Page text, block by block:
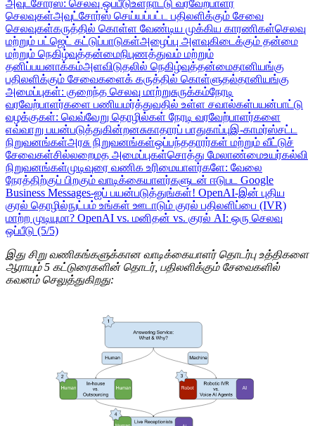
அவுட்சோர்ஸ்: செலவு ஒப்பீடுஉள்நாட்டு வரவேற்பாளர்
செலவுகள்அவுட்சோர்ஸ் செய்யப்பட்ட பதிலளிக்கும் சேவை
செலவுகள்கருத்தில் கொள்ள வேண்டிய முக்கிய காரணிகள்செலவு
மற்றும் பட்ஜெட் கட்டுப்பாடுகள்அழைப்பு அளவுகிடைக்கும் தன்மை
மற்றும் நெகிழ்வுத்தன்மைநிபுணத்துவம் மற்றும்
தனிப்பயனாக்கம்அளவிடுதலில் நெகிழ்வுத்தன்மைதானியங்கு
பதிலளிக்கும் சேவைகளைக் கருத்தில் கொள்ளுதல்தானியங்கு
அமைப்புகள்: குறைந்த செலவு மாற்றுசுருக்கம்நேரடி
வரவேற்பாளர்களை பணியமர்த்துவதில் உள்ள சவால்கள்பயன்பாட்டு
வழக்குகள்: வெவ்வேறு தொழில்கள் நேரடி வரவேற்பாளர்களை
எவ்வாறு பயன்படுத்துகின்றனசுகாதாரப் பாதுகாப்புஇ-காமர்ஸ்சட்ட
நிறுவனங்கள்அரசு நிறுவனங்கள்ஒப்பந்ததாரர்கள் மற்றும் வீட்டுச்
சேவைகள்சில்லறைமத அமைப்புகள்சொத்து மேலாண்மைஉயர்கல்வி
நிறுவனங்கள்முடிவுரை வணிக உரிமையாளர்களே: வேலை
நேரத்திற்குப் பிறகும் வாடிக்கையாளர்களுடன் ஈடுபட Google
Business Messages-ஐப் பயன்படுத்துங்கள்! OpenAI-இன் புதிய
குரல் தொழில்நுட்பம் உங்கள் ஊடாடும் குரல் பதிலளிப்பை (IVR)
மாற்ற முடியுமா? OpenAI vs. மனிதன் vs. குரல் AI: ஒரு செலவு
ஒப்பீடு (5/5)
இது சிறு வணிகங்களுக்கான வாடிக்கையாளர் தொடர்பு உத்திகளை
ஆராயும் 5 கட்டுரைகளின் தொடர், பதிலளிக்கும் சேவைகளில்
கவனம் செலுத்துகிறது: